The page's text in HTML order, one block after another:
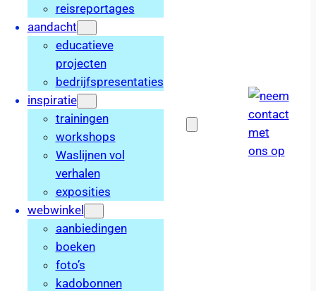
reisreportages
aandacht
educatieve
projecten
bedrijfspresentaties
inspiratie
trainingen
workshops
Waslijnen vol
verhalen
exposities
webwinkel
aanbiedingen
boeken
foto’s
kadobonnen